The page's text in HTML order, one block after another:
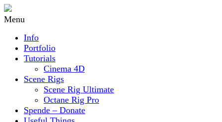
Menu
Info
Portfolio
Tutorials
Cinema 4D
Scene Rigs
Scene Rig Ultimate
Octane Rig Pro
Spende – Donate